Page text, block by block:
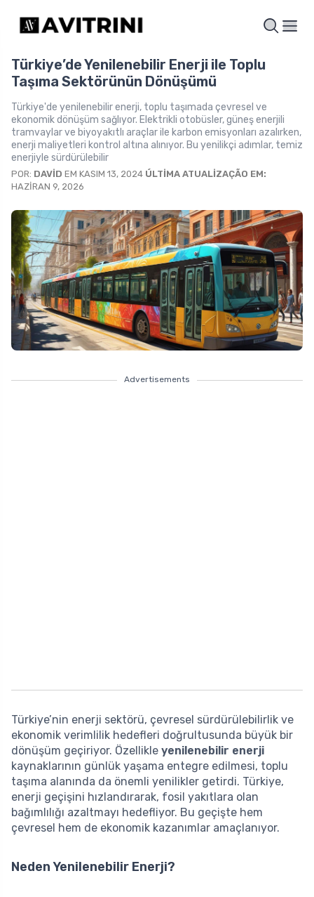
Türkiye’de Yenilenebilir Enerji ile Toplu
Taşıma Sektörünün Dönüşümü
Türkiye'de yenilenebilir enerji, toplu taşımada çevresel ve
ekonomik dönüşüm sağlıyor. Elektrikli otobüsler, güneş enerjili
tramvaylar ve biyoyakıtlı araçlar ile karbon emisyonları azalırken,
enerji maliyetleri kontrol altına alınıyor. Bu yenilikçi adımlar, temiz
enerjiyle sürdürülebilir
POR: DAVID EM KASIM 13, 2024 ÚLTIMA ATUALIZAÇÃO EM:
HAZIRAN 9, 2026
Advertisements
Türkiye’nin enerji sektörü, çevresel sürdürülebilirlik ve
ekonomik verimlilik hedefleri doğrultusunda büyük bir
dönüşüm geçiriyor. Özellikle yenilenebilir enerji
kaynaklarının günlük yaşama entegre edilmesi, toplu
taşıma alanında da önemli yenilikler getirdi. Türkiye,
enerji geçişini hızlandırarak, fosil yakıtlara olan
bağımlılığı azaltmayı hedefliyor. Bu geçişte hem
çevresel hem de ekonomik kazanımlar amaçlanıyor.
Neden Yenilenebilir Enerji?